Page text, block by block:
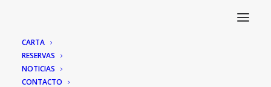
CARTA
RESERVAS
NOTICIAS
CONTACTO